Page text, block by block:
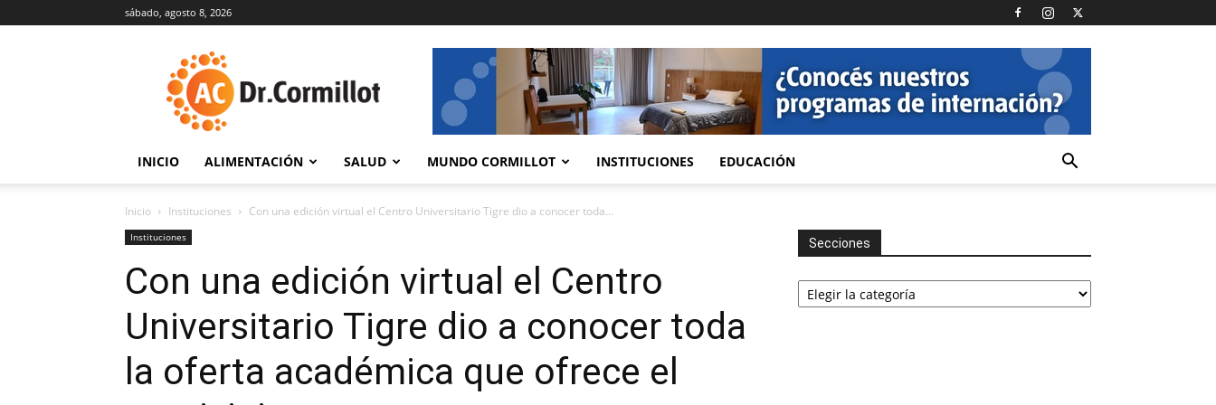
sábado, agosto 8, 2026
INICIO ALIMENTACIÓN SALUD MUNDO CORMILLOT INSTITUCIONES EDUCACIÓN
Inicio Instituciones Con una edición virtual el Centro Universitario Tigre dio a conocer toda...
Instituciones
Con una edición virtual el Centro
Universitario Tigre dio a conocer toda
la oferta académica que ofrece el
Secciones
Secciones